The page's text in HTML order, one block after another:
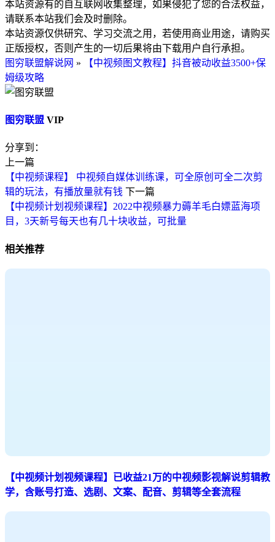
本站资源有的自互联网收集整理，如果侵犯了您的合法权益，
请联系本站我们会及时删除。
本站资源仅供研究、学习交流之用，若使用商业用途，请购买
正版授权，否则产生的一切后果将由下载用户自行承担。
图穷联盟解说网 »
【中视频图文教程】抖音被动收益3500+保
姆级攻略
图穷联盟 VIP
分享到：
上一篇
【中视频课程】 中视频自媒体训练课，可全原创可全二次剪
辑的玩法，有播放量就有钱 下一篇
【中视频计划视频课程】2022中视频暴力薅羊毛白嫖蓝海项
目，3天新号每天也有几十块收益，可批量
相关推荐
【中视频计划视频课程】已收益21万的中视频影视解说剪辑教
学，含账号打造、选剧、文案、配音、剪辑等全套流程